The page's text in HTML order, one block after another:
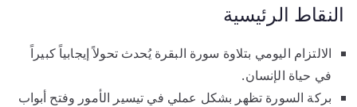
النقاط الرئيسية
الالتزام اليومي بتلاوة سورة البقرة يُحدث تحولاً إيجابياً كبيراً
في حياة الإنسان.
بركة السورة تظهر بشكل عملي في تيسير الأمور وفتح أبواب